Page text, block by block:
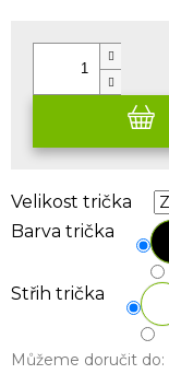
Velikost trička
Barva trička
Střih trička
Můžeme doručit do: